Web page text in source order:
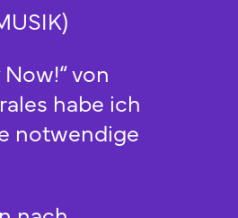
von
habe ich
notwendige